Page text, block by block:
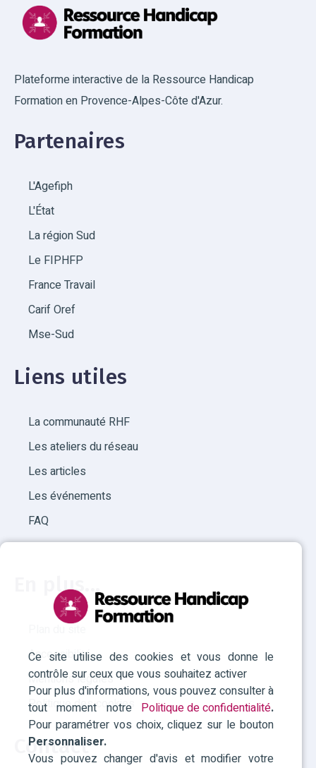
Ce site utilise des cookies et vous donne le
contrôle sur ceux que vous souhaitez activer
Pour plus d'informations, vous pouvez consulter à
tout moment notre Politique de confidentialité.
Pour paramétrer vos choix, cliquez sur le bouton
Personnaliser.
Vous pouvez changer d'avis et modifier votre
Plateforme interactive de la Ressource Handicap
Formation en Provence-Alpes-Côte d'Azur.
Partenaires
L'Agefiph
L'État
La région Sud
Le FIPHFP
France Travail
Carif Oref
Mse-Sud
Liens utiles
La communauté RHF
Les ateliers du réseau
Les articles
Les événements
FAQ
En plus...
Plan du site
Accessibilité
Mentions légales
Politique des cookies
Contact